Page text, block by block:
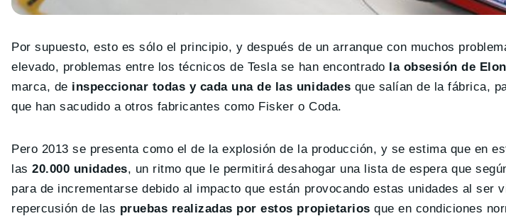
Por supuesto, esto es sólo el principio, y después de un arranque con muchos
elevado, problemas entre los técnicos de Tesla se han encontrado la obsesión de
marca, de inspeccionar todas y cada una de las unidades que salían de la fábrica,
que han sacudido a otros fabricantes como Fisker o Coda.
Pero 2013 se presenta como el de la explosión de la producción, y se estima que en
las 20.000 unidades, un ritmo que le permitirá desahogar una lista de espera que
para de incrementarse debido al impacto que están provocando estas unidades al ser
repercusión de las pruebas realizadas por estos propietariosque en condiciones